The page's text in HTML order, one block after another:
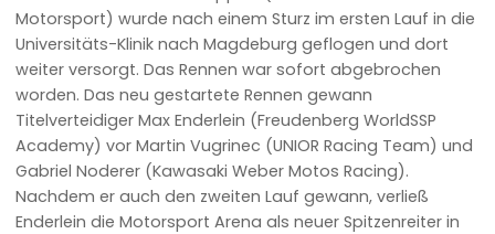
Motorsport) wurde nach einem Sturz im ersten Lauf in die
Universitäts-Klinik nach Magdeburg geflogen und dort
weiter versorgt. Das Rennen war sofort abgebrochen
worden. Das neu gestartete Rennen gewann
Titelverteidiger Max Enderlein (Freudenberg WorldSSP
Academy) vor Martin Vugrinec (UNIOR Racing Team) und
Gabriel Noderer (Kawasaki Weber Motos Racing).
Nachdem er auch den zweiten Lauf gewann, verließ
Enderlein die Motorsport Arena als neuer Spitzenreiter in